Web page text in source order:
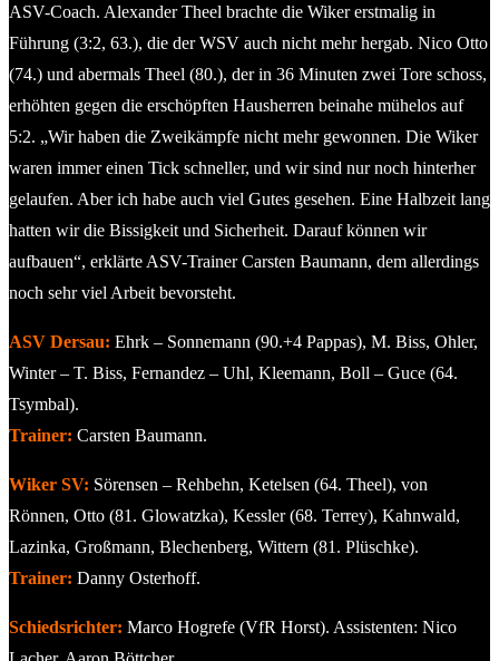
ASV-Coach. Alexander Theel brachte die Wiker erstmalig in
Führung (3:2, 63.), die der WSV auch nicht mehr hergab. Nico Otto
(74.) und abermals Theel (80.), der in 36 Minuten zwei Tore schoss,
erhöhten gegen die erschöpften Hausherren beinahe mühelos auf
5:2. „Wir haben die Zweikämpfe nicht mehr gewonnen. Die Wiker
waren immer einen Tick schneller, und wir sind nur noch hinterher
gelaufen. Aber ich habe auch viel Gutes gesehen. Eine Halbzeit lang
hatten wir die Bissigkeit und Sicherheit. Darauf können wir
aufbauen“, erklärte ASV-Trainer Carsten Baumann, dem allerdings
noch sehr viel Arbeit bevorsteht.
ASV Dersau: Ehrk – Sonnemann (90.+4 Pappas), M. Biss, Ohler,
Winter – T. Biss, Fernandez – Uhl, Kleemann, Boll – Guce (64.
Tsymbal).
Trainer: Carsten Baumann.
Wiker SV: Sörensen – Rehbehn, Ketelsen (64. Theel), von
Rönnen, Otto (81. Glowatzka), Kessler (68. Terrey), Kahnwald,
Lazinka, Großmann, Blechenberg, Wittern (81. Plüschke).
Trainer: Danny Osterhoff.
Schiedsrichter: Marco Hogrefe (VfR Horst). Assistenten: Nico